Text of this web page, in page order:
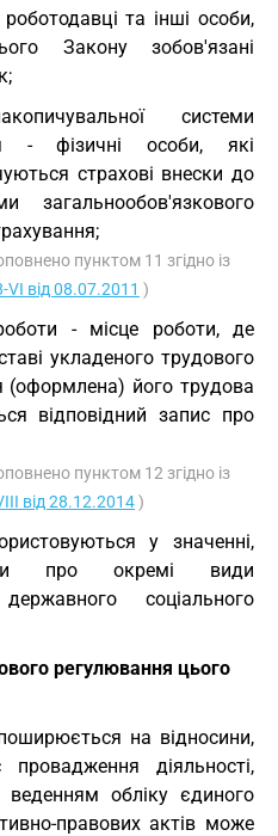
та інші особи,
Закону зобов'язані
системи
- фізичні особи, які
страхові внески до
загальнообов'язкового
пунктом 11 згідно із
від 08.07.2011 )
- місце роботи, де
укладеного трудового
(оформлена) його трудова
відповідний запис про
пунктом 12 згідно із
від 28.12.2014)
у значенні,
про окремі види
соціального
регулювання цього
на відносини,
діяльності,
обліку єдиного
правових актів може